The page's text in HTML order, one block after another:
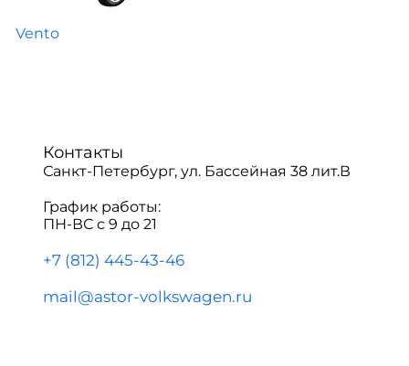
Vento
Контакты
Санкт-Петербург, ул. Бассейная 38 лит.В
График работы:
ПН-ВС с 9 до 21
+7 (812) 445-43-46
mail@astor-volkswagen.ru